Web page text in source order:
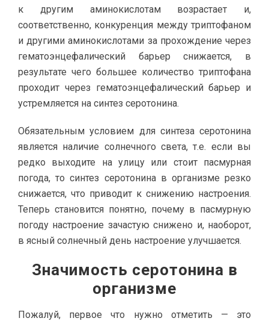
к другим аминокислотам возрастает и,
соответственно, конкуренция между триптофаном
и другими аминокислотами за прохождение через
гематоэнцефалический барьер снижается, в
результате чего большее количество триптофана
проходит через гематоэнцефалический барьер и
устремляется на синтез серотонина.
Обязательным условием для синтеза серотонина
является наличие солнечного света, т.е. если вы
редко выходите на улицу или стоит пасмурная
погода, то синтез серотонина в организме резко
снижается, что приводит к снижению настроения.
Теперь становится понятно, почему в пасмурную
погоду настроение зачастую снижено и, наоборот,
в ясный солнечный день настроение улучшается.
Значимость серотонина в
организме
Пожалуй, первое что нужно отметить — это